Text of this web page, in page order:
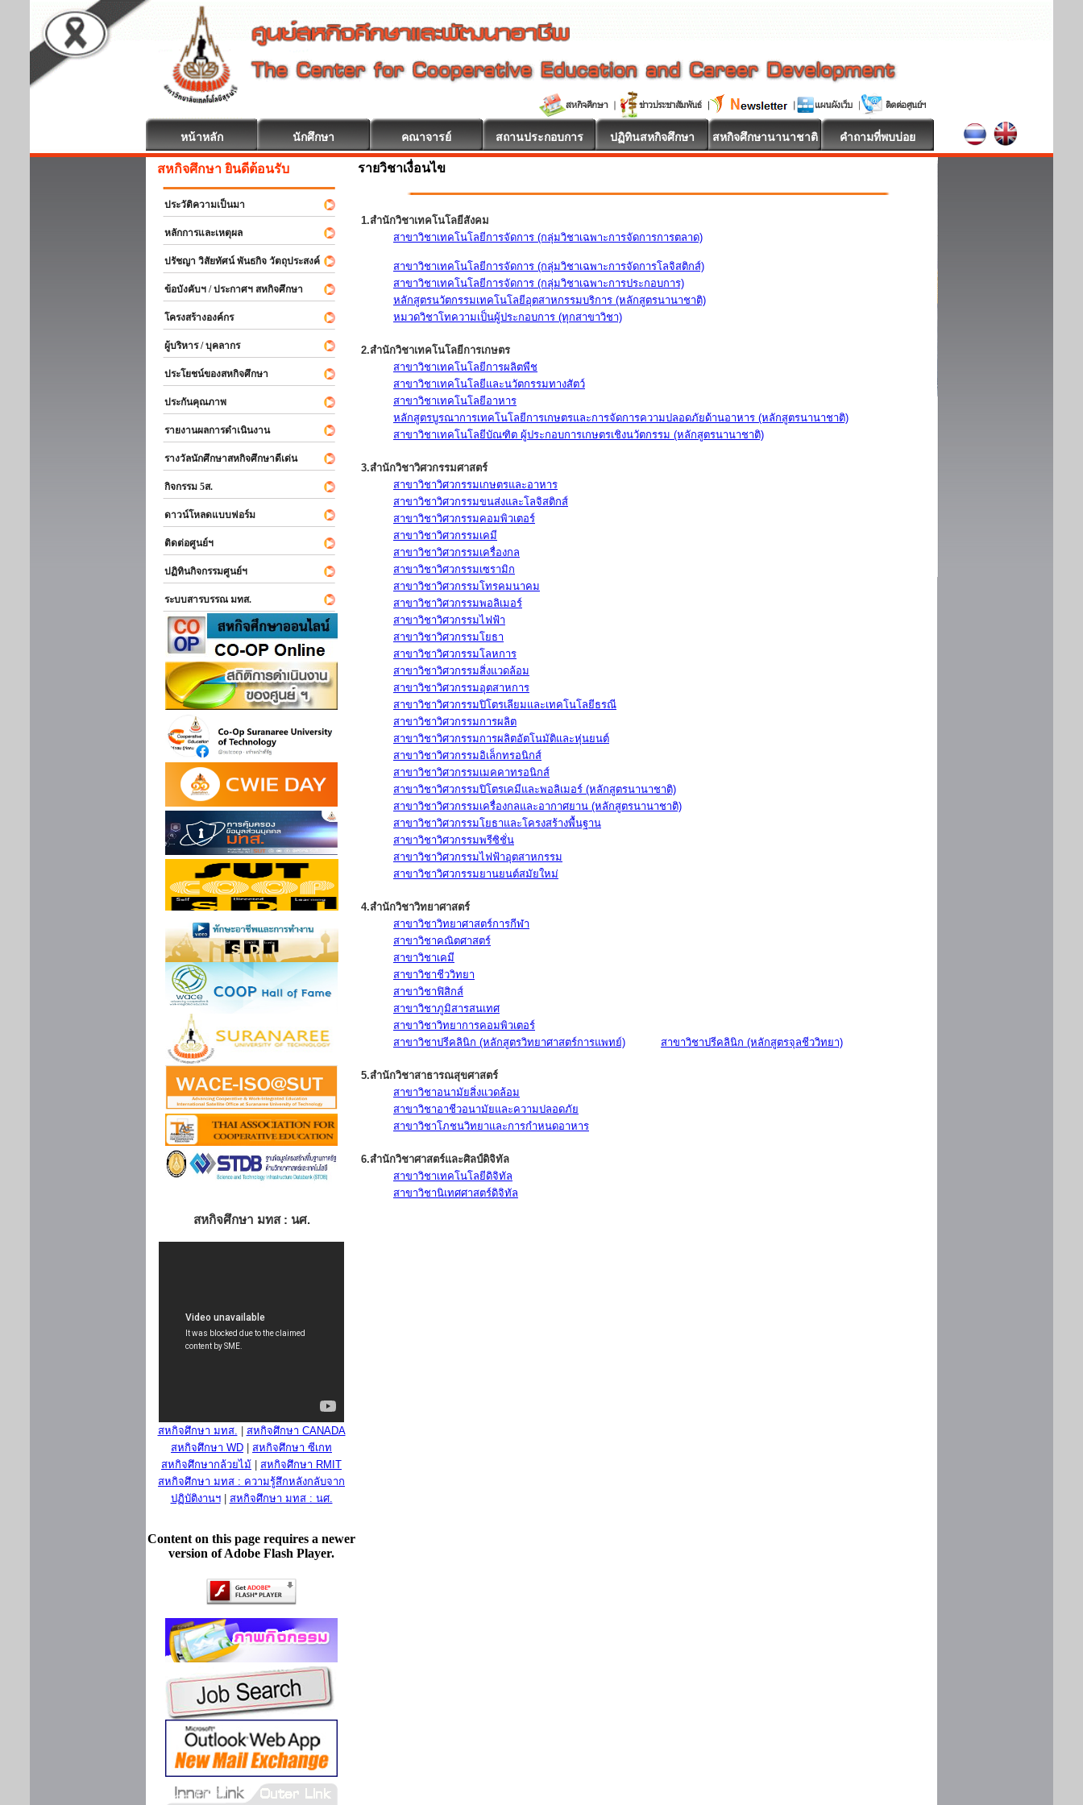
หน้าหลัก นักศึกษา คณาจารย์ สถานประกอบการ ปฏิทินสหกิจศึกษา สหกิจศึกษานานาชาติ คำถามที่พบบ่อย
สหกิจศึกษา ยินดีต้อนรับ
ประวัติความเป็นมา
หลักการและเหตุผล
ปรัชญา วิสัยทัศน์ พันธกิจ วัตถุประสงค์
ข้อบังคับฯ / ประกาศฯ สหกิจศึกษา
โครงสร้างองค์กร
ผู้บริหาร / บุคลากร
ประโยชน์ของสหกิจศึกษา
ประกันคุณภาพ
รายงานผลการดำเนินงาน
รางวัลนักศึกษาสหกิจศึกษาดีเด่น
กิจกรรม 5ส.
ดาวน์โหลดแบบฟอร์ม
ติดต่อศูนย์ฯ
ปฏิทินกิจกรรมศูนย์ฯ
ระบบสารบรรณ มทส.
สหกิจศึกษา มทส : นศ.
สหกิจศึกษา มทส.
สหกิจศึกษา CANADA
สหกิจศึกษา WD
สหกิจศึกษา ซีเกท
สหกิจศึกษากล้วยไม้
สหกิจศึกษา RMIT
สหกิจศึกษา มทส : ความรู้สึกหลังกลับจาก
ปฏิบัติงานฯ| สหกิจศึกษา มทส : นศ.
Content on this page requires a newer
version of Adobe Flash Player.
รายวิชาเงื่อนไข
1.สำนักวิชาเทคโนโลยีสังคม
สาขาวิชาเทคโนโลยีการจัดการ (กลุ่มวิชาเฉพาะการจัดการการตลาด)
สาขาวิชาเทคโนโลยีการจัดการ (กลุ่มวิชาเฉพาะการจัดการโลจิสติกส์)
สาขาวิชาเทคโนโลยีการจัดการ (กลุ่มวิชาเฉพาะการประกอบการ)
หลักสูตรนวัตกรรมเทคโนโลยีอุตสาหกรรมบริการ (หลักสูตรนานาชาติ)
หมวดวิชาโทความเป็นผู้ประกอบการ (ทุกสาขาวิชา)
2.สำนักวิชาเทคโนโลยีการเกษตร
สาขาวิชาเทคโนโลยีการผลิตพืช
สาขาวิชาเทคโนโลยีและนวัตกรรมทางสัตว์
สาขาวิชาเทคโนโลยีอาหาร
หลักสูตรบูรณาการเทคโนโลยีการเกษตรและการจัดการความปลอดภัยด้านอาหาร (หลักสูตรนานาชาติ)
สาขาวิชาเทคโนโลยีบัณฑิต ผู้ประกอบการเกษตรเชิงนวัตกรรม (หลักสูตรนานาชาติ)
3.สำนักวิชาวิศวกรรมศาสตร์
สาขาวิชาวิศวกรรมเกษตรและอาหาร
สาขาวิชาวิศวกรรมขนส่งและโลจิสติกส์
สาขาวิชาวิศวกรรมคอมพิวเตอร์
สาขาวิชาวิศวกรรมเคมี
สาขาวิชาวิศวกรรมเครื่องกล
สาขาวิชาวิศวกรรมเซรามิก
สาขาวิชาวิศวกรรมโทรคมนาคม
สาขาวิชาวิศวกรรมพอลิเมอร์
สาขาวิชาวิศวกรรมไฟฟ้า
สาขาวิชาวิศวกรรมโยธา
สาขาวิชาวิศวกรรมโลหการ
สาขาวิชาวิศวกรรมสิ่งแวดล้อม
สาขาวิชาวิศวกรรมอุตสาหการ
สาขาวิชาวิศวกรรมปิโตรเลียมและเทคโนโลยีธรณี
สาขาวิชาวิศวกรรมการผลิต
สาขาวิชาวิศวกรรมการผลิตอัตโนมัติและหุ่นยนต์
สาขาวิชาวิศวกรรมอิเล็กทรอนิกส์
สาขาวิชาวิศวกรรมเมคคาทรอนิกส์
สาขาวิชาวิศวกรรมปิโตรเคมีและพอลิเมอร์ (หลักสูตรนานาชาติ)
สาขาวิชาวิศวกรรมเครื่องกลและอากาศยาน (หลักสูตรนานาชาติ)
สาขาวิชาวิศวกรรมโยธาและโครงสร้างพื้นฐาน
สาขาวิชาวิศวกรรมพรีซิชั่น
สาขาวิชาวิศวกรรมไฟฟ้าอุตสาหกรรม
สาขาวิชาวิศวกรรมยานยนต์สมัยใหม่
4.สำนักวิชาวิทยาศาสตร์
สาขาวิชาวิทยาศาสตร์การกีฬา
สาขาวิชาคณิตศาสตร์
สาขาวิชาเคมี
สาขาวิชาชีววิทยา
สาขาวิชาฟิสิกส์
สาขาวิชาภูมิสารสนเทศ
สาขาวิชาวิทยาการคอมพิวเตอร์
สาขาวิชาปรีคลินิก (หลักสูตรวิทยาศาสตร์การแพทย์)
สาขาวิชาปรีคลินิก (หลักสูตรจุลชีววิทยา)
5.สำนักวิชาสาธารณสุขศาสตร์
สาขาวิชาอนามัยสิ่งแวดล้อม
สาขาวิชาอาชีวอนามัยและความปลอดภัย
สาขาวิชาโภชนวิทยาและการกำหนดอาหาร
6.สำนักวิชาศาสตร์และศิลป์ดิจิทัล
สาขาวิชาเทคโนโลยีดิจิทัล
สาขาวิชานิเทศศาสตร์ดิจิทัล